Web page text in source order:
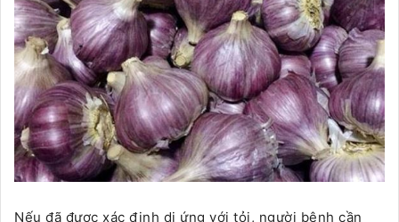
Nếu đã được xác định dị ứng với tỏi, người bệnh cần